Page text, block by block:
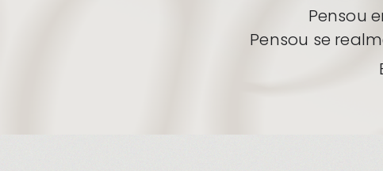
Pensou
Pensou se